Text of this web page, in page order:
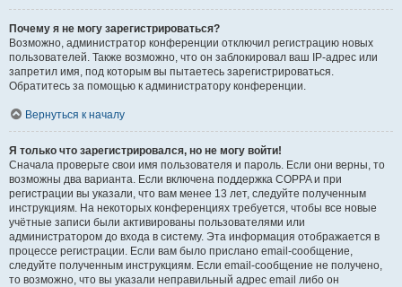
Почему я не могу зарегистрироваться?
Возможно, администратор конференции отключил регистрацию новых
пользователей. Также возможно, что он заблокировал ваш IP-адрес или
запретил имя, под которым вы пытаетесь зарегистрироваться.
Обратитесь за помощью к администратору конференции.
Вернуться к началу
Я только что зарегистрировался, но не могу войти!
Сначала проверьте свои имя пользователя и пароль. Если они верны, то
возможны два варианта. Если включена поддержка COPPA и при
регистрации вы указали, что вам менее 13 лет, следуйте полученным
инструкциям. На некоторых конференциях требуется, чтобы все новые
учётные записи были активированы пользователями или
администратором до входа в систему. Эта информация отображается в
процессе регистрации. Если вам было прислано email-сообщение,
следуйте полученным инструкциям. Если email-сообщение не получено,
то возможно, что вы указали неправильный адрес email либо он